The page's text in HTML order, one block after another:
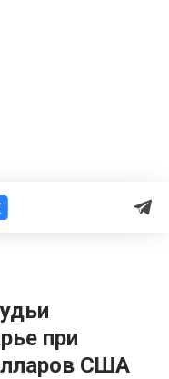
при
США